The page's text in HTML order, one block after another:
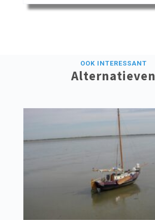
OOK INTERESSANT
Alternatieven